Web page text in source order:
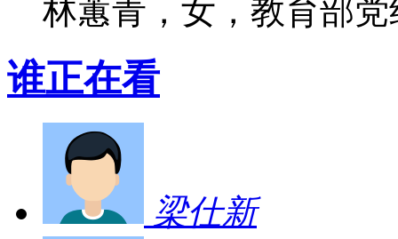
林蕙青，女，教育部
谁正在看
梁仕新